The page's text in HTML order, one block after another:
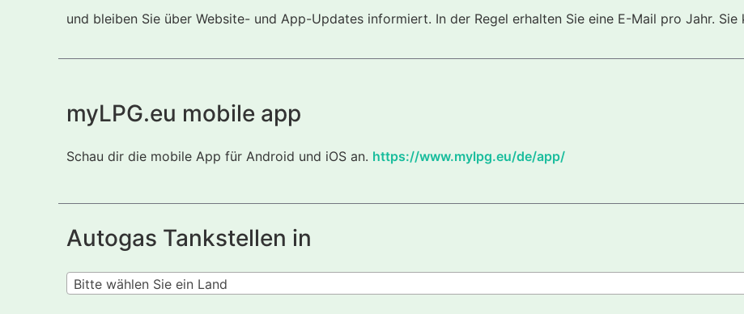
und bleiben Sie über Website- und App-Updates informiert. In der Regel erhalten Sie eine E-Mail pro Jahr.
myLPG.eu mobile app
Schau dir die mobile App für Android und iOS an. https://www.mylpg.eu/de/app/
Autogas Tankstellen in
Bitte wählen Sie ein Land